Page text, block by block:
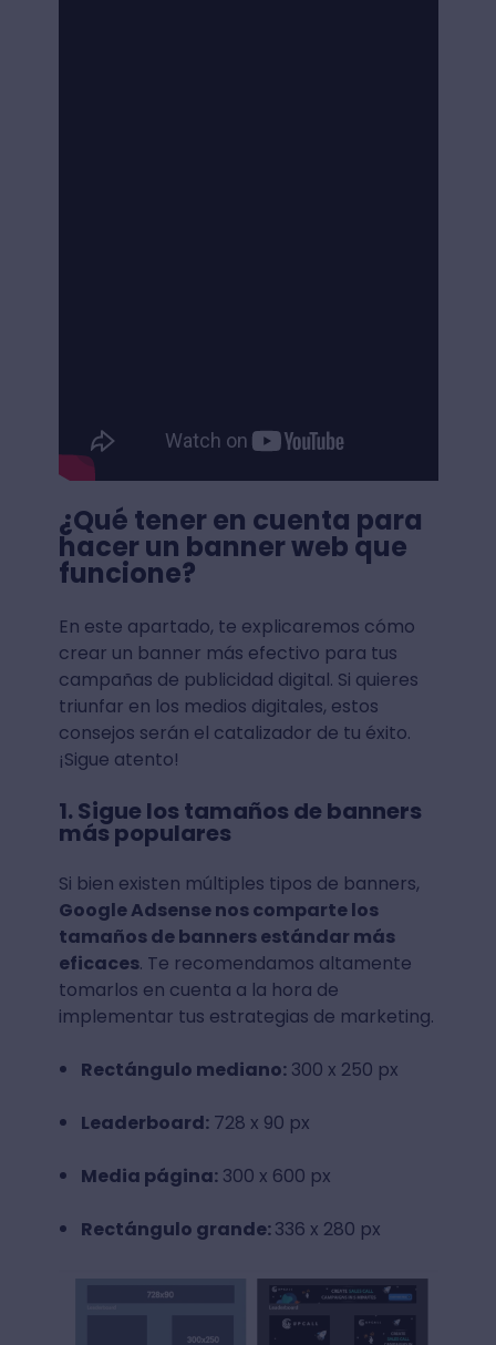
¿Qué tener en cuenta para
hacer un banner web que
funcione?
En este apartado, te explicaremos cómo
crear un banner más efectivo para tus
campañas de publicidad digital. Si quieres
triunfar en los medios digitales, estos
consejos serán el catalizador de tu éxito.
¡Sigue atento!
1. Sigue los tamaños de banners
más populares
Si bien existen múltiples tipos de banners,
Google Adsense nos comparte los
tamaños de banners estándar más
eficaces. Te recomendamos altamente
tomarlos en cuenta a la hora de
implementar tus estrategias de marketing.
Rectángulo mediano:300 x 250 px
Leaderboard:728 x 90 px
Media página:300 x 600 px
Rectángulo grande:336 x 280 px